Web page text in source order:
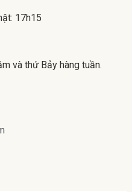
17h15
và thứ Bảy hàng tuần.